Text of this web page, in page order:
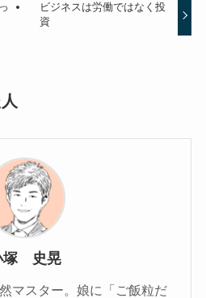
ビジネスは労働ではなく投
資
塚 史晃
マスター。娘に「ご飯粒だ